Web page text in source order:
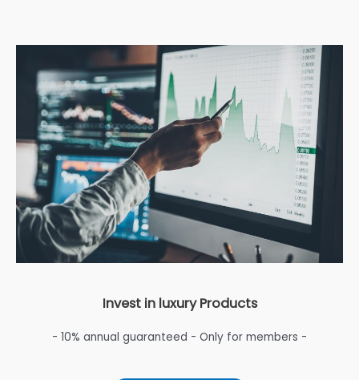
Invest in luxury Products
- 10% annual guaranteed - Only for members -